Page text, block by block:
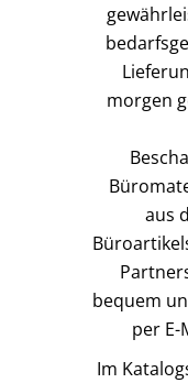
morgen
aus
bequem
per E-
Im